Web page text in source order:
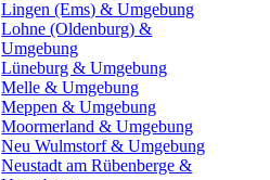
Lingen (Ems) & Umgebung
Lohne (Oldenburg) &
Umgebung
Lüneburg & Umgebung
Melle & Umgebung
Meppen & Umgebung
Moormerland & Umgebung
Neu Wulmstorf & Umgebung
Neustadt am Rübenberge &